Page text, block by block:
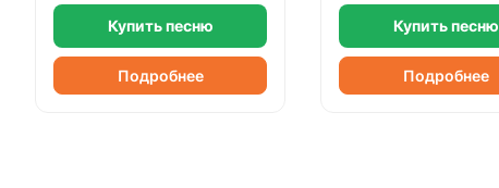
Купить песню
Подробнее
Купить песню
Подробнее